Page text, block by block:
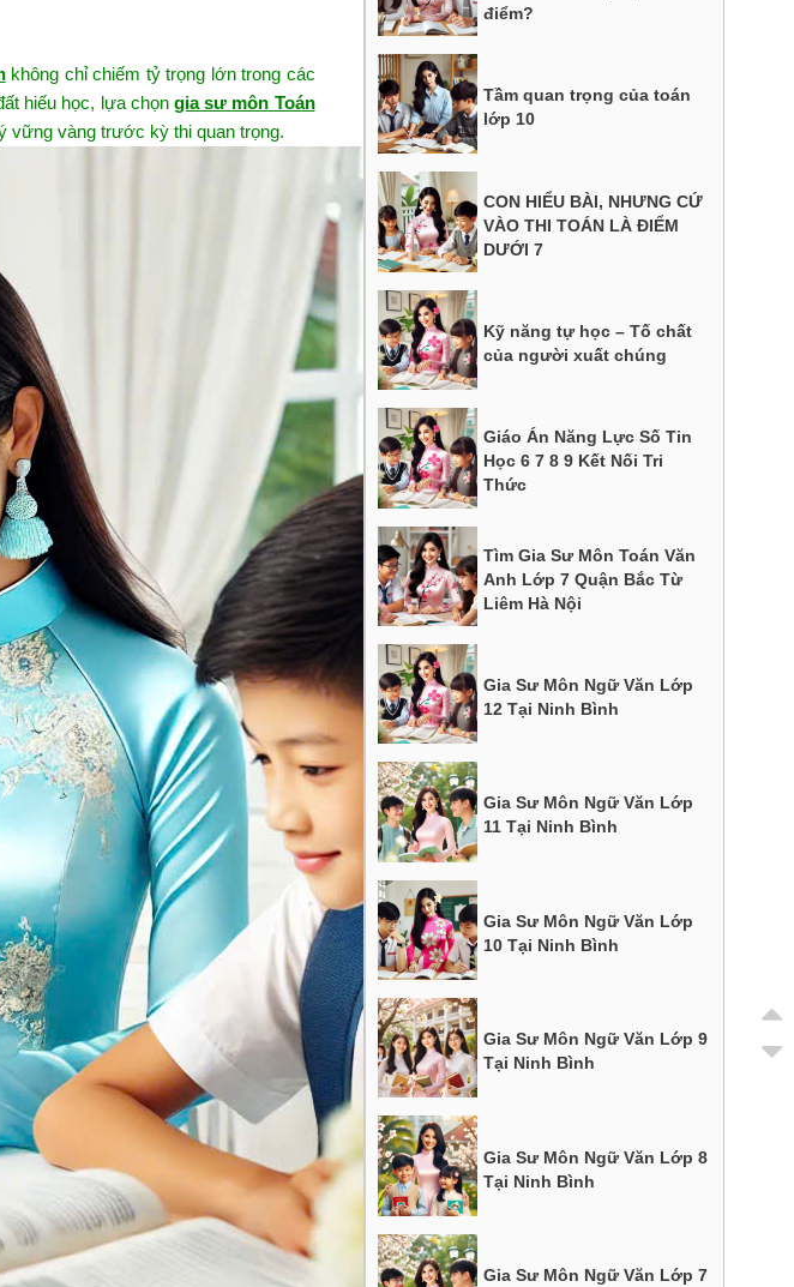
không chỉ chiếm tỷ trọng lớn trong các
hiếu học, lựa chọn gia sư môn Toán
vững vàng trước kỳ thi quan trọng.
điểm?
Tầm quan trọng của toán
lớp 10
CON HIỂU BÀI, NHƯNG CỨ
VÀO THI TOÁN LÀ ĐIỂM
DƯỚI 7
Kỹ năng tự học – Tố chất
của người xuất chúng
Giáo Án Năng Lực Số Tin
Học 6 7 8 9 Kết Nối Tri
Thức
Tìm Gia Sư Môn Toán Văn
Anh Lớp 7 Quận Bắc Từ
Liêm Hà Nội
Gia Sư Môn Ngữ Văn Lớp
12 Tại Ninh Bình
Gia Sư Môn Ngữ Văn Lớp
11 Tại Ninh Bình
Gia Sư Môn Ngữ Văn Lớp
10 Tại Ninh Bình
Gia Sư Môn Ngữ Văn Lớp 9
Tại Ninh Bình
Gia Sư Môn Ngữ Văn Lớp 8
Tại Ninh Bình
Gia Sư Môn Ngữ Văn Lớp 7